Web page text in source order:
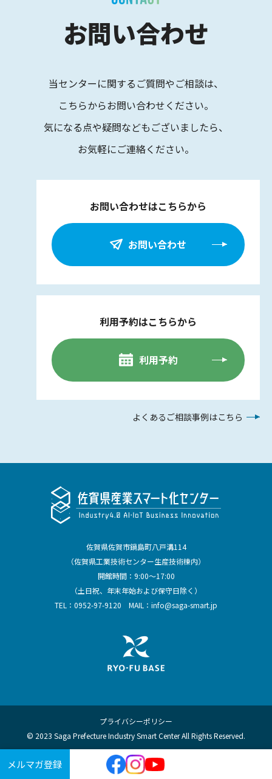
メルマガ登録
お問い合わせ
当センターに関するご質問やご相談は、
こちらからお問い合わせください。
気になる点や疑問などもございましたら、
お気軽にご連絡ください。
お問い合わせはこちらから
お問い合わせ
利用予約はこちらから
利用予約
よくあるご相談事例はこちら
佐賀県佐賀市鍋島町八戸溝114
（佐賀県工業技術センター生産技術棟内）
開館時間：9:00～17:00
（土日祝、年末年始および保守日除く）
TEL： 0952-97-9120 MAIL： info@saga-smart.jp
プライバシーポリシー
© 2023 Saga Prefecture Industry Smart Center All Rights Reserved.